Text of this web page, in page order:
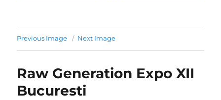
Previous Image Next Image
Raw Generation Expo XII
Bucuresti